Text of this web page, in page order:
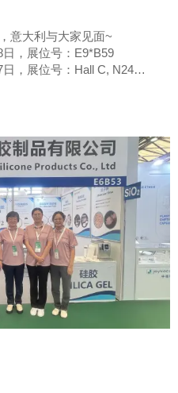
意大利与大家见面~
，展位号：E9*B59
，展位号：Hall C, N24
，展位号：Hall 1, 1F132-5